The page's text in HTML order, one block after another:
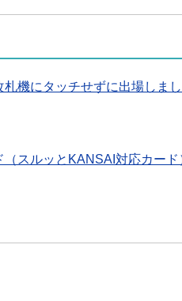
機にタッチせずに出場しま
スルッとKANSAI対応カー